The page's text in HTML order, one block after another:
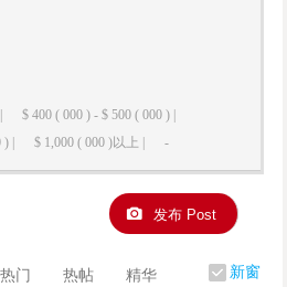
$ 400 ( 000 ) - $ 500 ( 000 ) |
| $ 1,000 ( 000 )以上 | -
发布 Post
新窗
热门 热帖 精华